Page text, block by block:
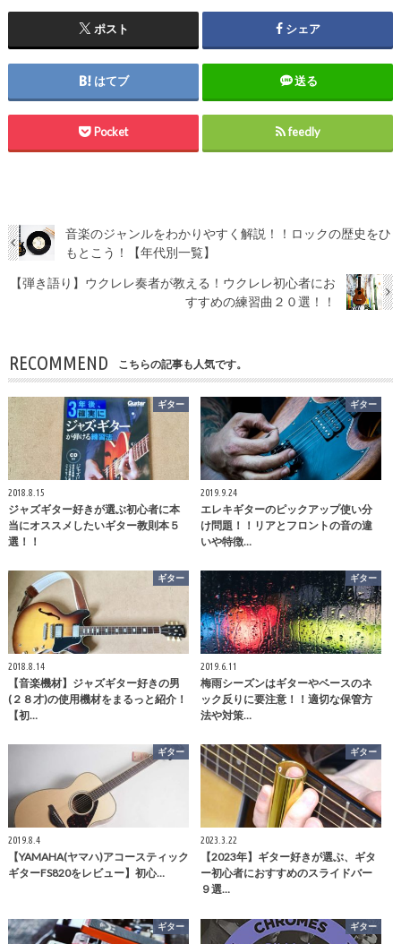
ポスト シェア
はてブ 送る
Pocket feedly
音楽のジャンルをわかりやすく解説！！ロックの歴史をひ
もとこう！【年代別一覧】
【弾き語り】ウクレレ奏者が教える！ウクレレ初心者にお
すすめの練習曲２０選！！
RECOMMEND こちらの記事も人気です。
ギター
2018.8.15
ジャズギター好きが選ぶ初心者に本
当にオススメしたいギター教則本５
選！！
ギター
2019.9.24
エレキギターのピックアップ使い分
け問題！！リアとフロントの音の違
いや特徴…
ギター
2018.8.14
【音楽機材】ジャズギター好きの男
(２８才)の使用機材をまるっと紹介！
【初…
ギター
2019.6.11
梅雨シーズンはギターやベースのネ
ック反りに要注意！！適切な保管方
法や対策…
ギター
2019.8.4
【YAMAHA(ヤマハ)アコースティック
ギターFS820をレビュー】初心…
ギター
2023.3.22
【2023年】ギター好きが選ぶ、ギタ
ー初心者におすすめのスライドバー
９選…
ギター ギター